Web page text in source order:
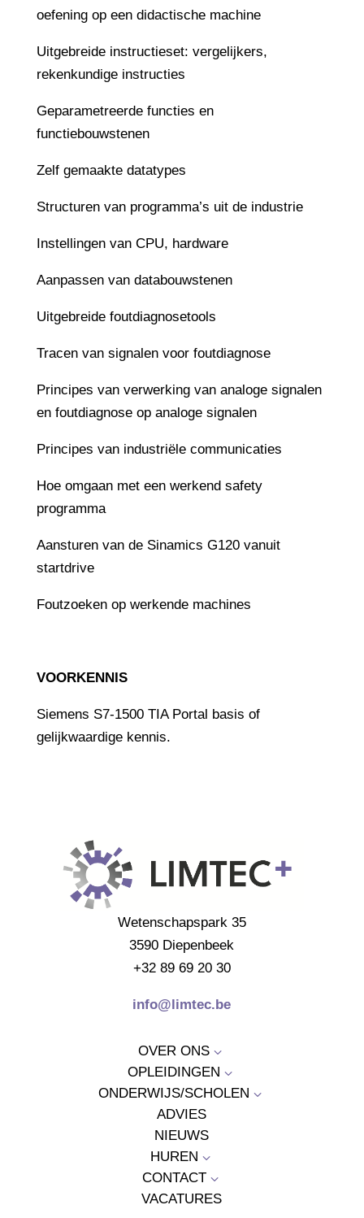
oefening op een didactische machine
Uitgebreide instructieset: vergelijkers,
rekenkundige instructies
Geparametreerde functies en
functiebouwstenen
Zelf gemaakte datatypes
Structuren van programma’s uit de industrie
Instellingen van CPU, hardware
Aanpassen van databouwstenen
Uitgebreide foutdiagnosetools
Tracen van signalen voor foutdiagnose
Principes van verwerking van analoge signalen
en foutdiagnose op analoge signalen
Principes van industriële communicaties
Hoe omgaan met een werkend safety
programma
Aansturen van de Sinamics G120 vanuit
startdrive
Foutzoeken op werkende machines
VOORKENNIS
Siemens S7-1500 TIA Portal basis of
gelijkwaardige kennis.
Wetenschapspark 35
3590 Diepenbeek
+32 89 69 20 30
info@limtec.be
OVER ONS 3
OPLEIDINGEN 3
ONDERWIJS/SCHOLEN 3
ADVIES
NIEUWS
HUREN 3
CONTACT3
VACATURES